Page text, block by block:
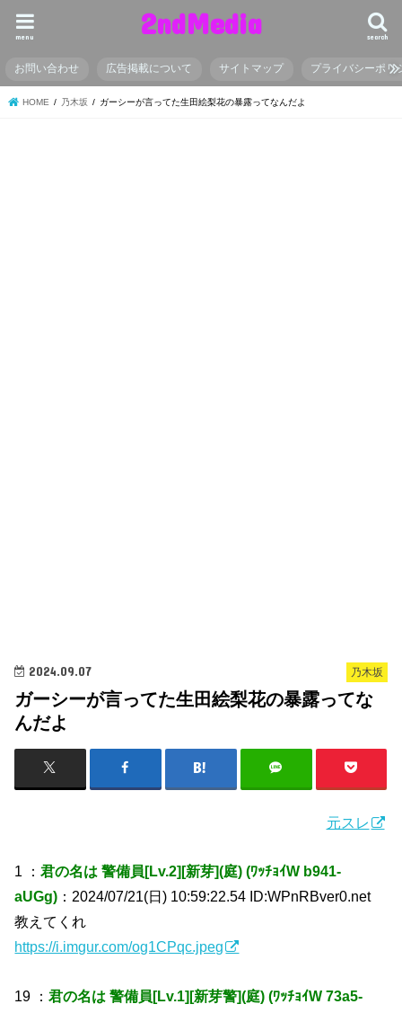
2ndMedia search
menu
お問い合わせ 広告掲載について サイトマップ プライバシーポリ
HOME 乃木坂 ガーシーが言ってた生田絵梨花の暴露ってなんだよ
乃木坂
2024.09.07
ガーシーが言ってた生田絵梨花の暴露ってな
んだよ
元スレ
1 ：君の名は 警備員[Lv.2][新芽](庭) (ﾜｯﾁｮｲW b941-
aUGg) ：2024/07/21(日) 10:59:22.54 ID:WPnRBver0.net
教えてくれ
https://i.imgur.com/og1CPqc.jpeg
19 ：君の名は 警備員[Lv.1][新芽警](庭) (ﾜｯﾁｮｲW 73a5-